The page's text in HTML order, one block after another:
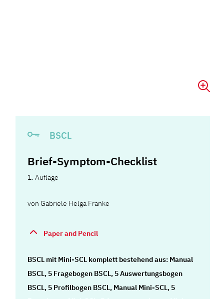
BSCL
Brief-Symptom-Checklist
1. Auflage
vonGabriele Helga Franke
Paper and Pencil
BSCL mit Mini-SCL komplett bestehend aus: Manual
BSCL, 5 Fragebogen BSCL, 5 Auswertungsbogen
BSCL, 5 Profilbogen BSCL, Manual Mini-SCL, 5